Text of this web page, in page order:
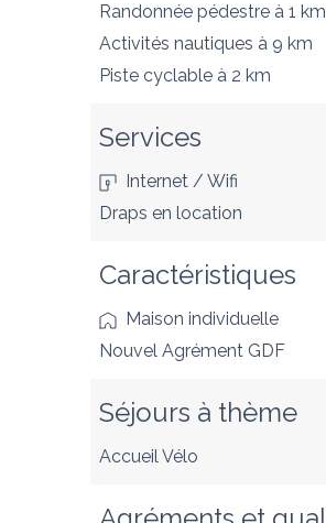
Randonnée pédestre à 1 km
Activités nautiques à 9 km
Piste cyclable à 2 km
Services
Internet / Wifi
Draps en location
Caractéristiques
Maison individuelle
Nouvel Agrément GDF
Séjours à thème
Accueil Vélo